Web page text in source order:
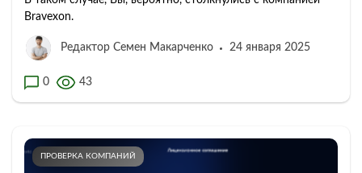
Bravexon.
Редактор Семен Макарченко 24 января 2025
0 43
ПРОВЕРКА КОМПАНИЙ